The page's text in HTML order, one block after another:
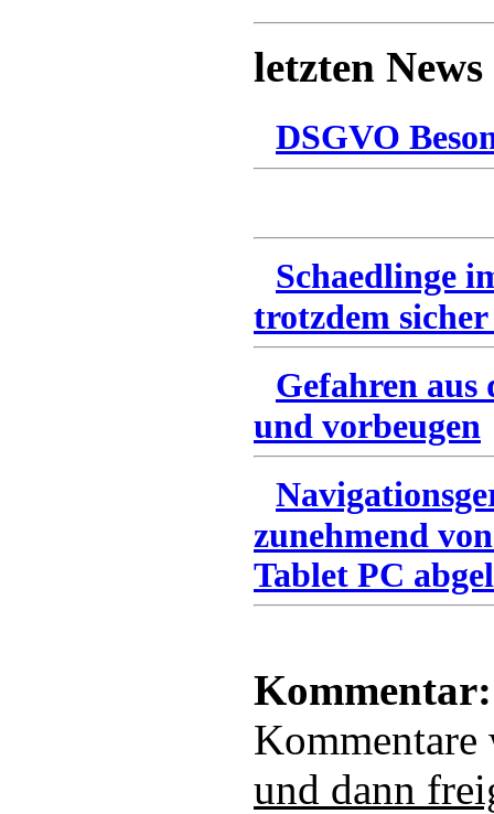
letzten News
DSGVO
Schaedlinge
trotzdem
Gefahren
und vorbeugen
zunehmend
Tablet PC
Kommentar:
und dann